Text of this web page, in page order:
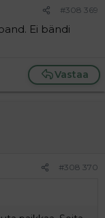
#308 369
Ei bändi
Vastaa
#308 370